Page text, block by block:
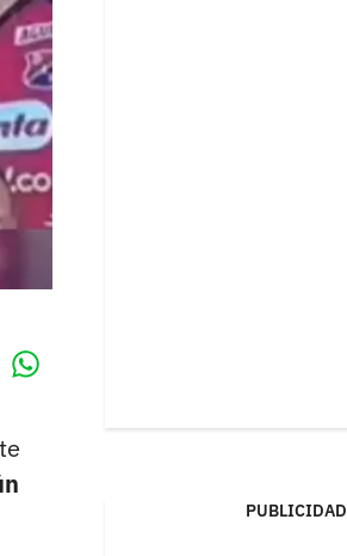
PUBLICIDAD